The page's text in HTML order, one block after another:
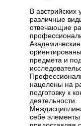
В австрийских
различные
отвечающие
предмета и
нацелены на
подготовку к
деятельности.
себе элементы